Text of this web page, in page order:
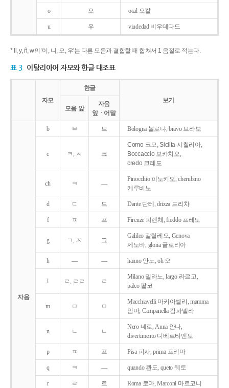
o 오 ocal 오칼
u 우 viudedad 비우데다드
* ll, y, ñ, w의 '이, 니, 오, 우'는 다른 모음과 결합할 때 합쳐서 1 음절로 적는다.
표 3 이탈리아어 자모와 한글 대조표
자모
한글
보기
모음 앞
자음
앞ㆍ어말
자음
b ㅂ 브 Bologna 볼로냐, bravo 브라보
c ㅋ, ㅊ 크
Como 코모, Sicilia 시칠리아,
Boccaccio 보카치오,
credo 크레도
ch ㅋ ―
Pinocchio 피노키오, cherubino
케루비노
d ㄷ 드 Dante 단테, drizza 드리차
f ㅍ 프 Firenze 피렌체, freddo 프레도
g ㄱ, ㅈ 그
Galileo 갈릴레오, Genova
제노바, gloria 글로리아
h ― ― hanno 안노, oh 오
l ㄹ, ㄹㄹ ㄹ
Milano 밀라노, largo 라르고,
palco 팔코
m ㅁ ㅁ
Macchiavelli 마키아벨리, mamma
맘마, Campanella 캄파넬라
n ㄴ ㄴ
Nero 네로, Anna 안나,
divertimento 디베르티멘토
p ㅍ 프 Pisa 피사, prima 프리마
q ㅋ ― quando 콴도, queto 퀘토
r ㄹ 르 Roma 로마, Marconi 마르코니